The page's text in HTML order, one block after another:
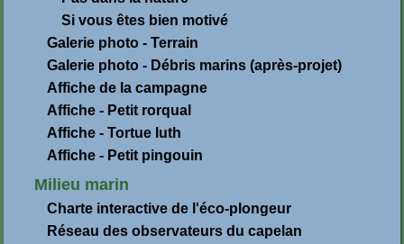
Si vous êtes bien motivé
Galerie photo - Terrain
Galerie photo - Débris marins (après-projet)
Affiche de la campagne
Affiche - Petit rorqual
Affiche - Tortue luth
Affiche - Petit pingouin
Milieu marin
Charte interactive de l'éco-plongeur
Réseau des observateurs du capelan